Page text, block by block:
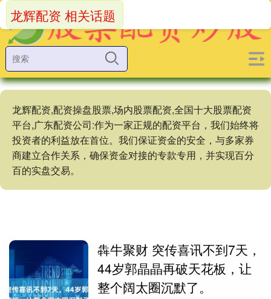
龙辉配资,配资操盘股票,场内股票配资,全国十大股票配资
平台,广东配资公司:作为一家正规的配资平台，我们始终将
投资者的利益放在首位。我们保证资金的安全，与多家券
商建立合作关系，确保资金对接的专款专用，并实现百分
百的实盘交易。
龙辉配资 相关话题
犇牛聚财 突传喜讯不到7天，
44岁郭晶晶再破天花板，让
整个阔太圈沉默了。